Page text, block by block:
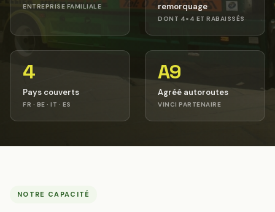
ENTREPRISE FAMILIALE
remorquage
DONT 4×4 ET RABAISSÉS
4
Pays couverts
FR · BE · IT · ES
A9
Agréé autoroutes
VINCI PARTENAIRE
NOTRE CAPACITÉ